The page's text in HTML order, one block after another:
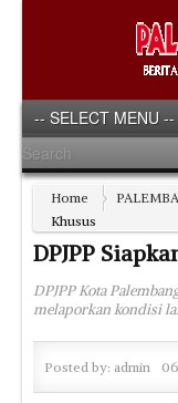
Home
Khusus
DPJPP
DPJPP Kota
melaporkan kondisi
Posted by: admin